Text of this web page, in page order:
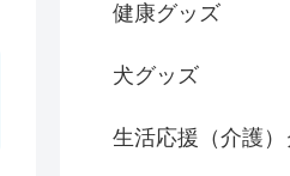
健康グッズ
犬グッズ
生活応援（介護